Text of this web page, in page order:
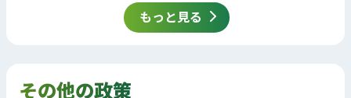
もっと見る
その他の政策